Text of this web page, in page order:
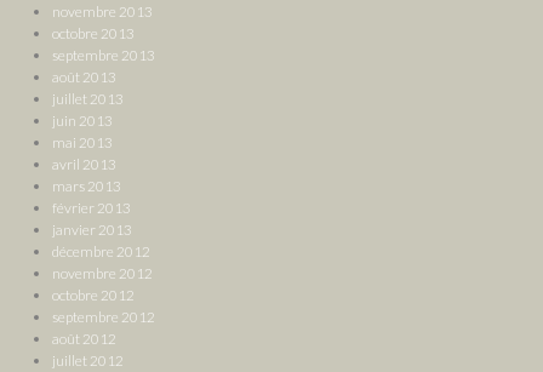
novembre 2013
octobre 2013
septembre 2013
août 2013
juillet 2013
juin 2013
mai 2013
avril 2013
mars 2013
février 2013
janvier 2013
décembre 2012
novembre 2012
octobre 2012
septembre 2012
août 2012
juillet 2012